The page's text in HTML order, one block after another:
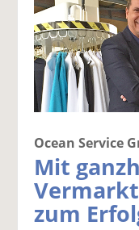
Ocean Service
Mit
zum